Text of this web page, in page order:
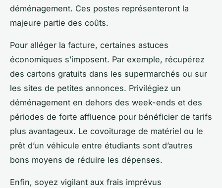
déménagement. Ces postes représenteront la
majeure partie des coûts.
Pour alléger la facture, certaines astuces
économiques s’imposent. Par exemple, récupérez
des cartons gratuits dans les supermarchés ou sur
les sites de petites annonces. Privilégiez un
déménagement en dehors des week-ends et des
périodes de forte affluence pour bénéficier de tarifs
plus avantageux. Le covoiturage de matériel ou le
prêt d’un véhicule entre étudiants sont d’autres
bons moyens de réduire les dépenses.
Enfin, soyez vigilant aux frais imprévus